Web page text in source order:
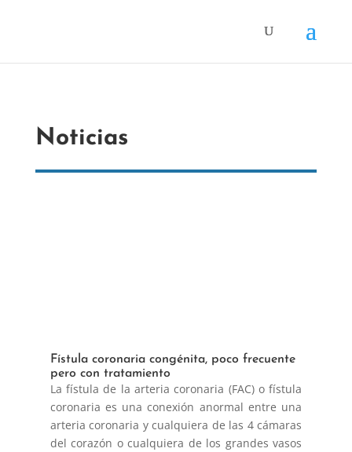
Noticias
Fístula coronaria congénita, poco frecuente
pero con tratamiento
La fístula de la arteria coronaria (FAC) o fístula
coronaria es una conexión anormal entre una
arteria coronaria y cualquiera de las 4 cámaras
del corazón o cualquiera de los grandes vasos